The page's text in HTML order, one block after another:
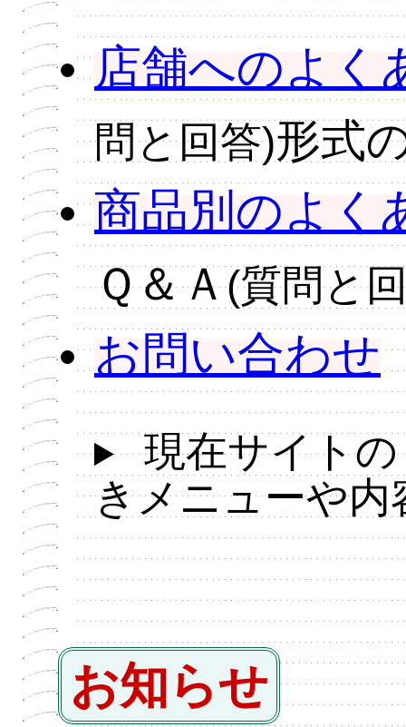
店舗へのよく
問と回答)形式
商品別のよく
Ｑ＆Ａ(質問と
お問い合わせ
現在サイト
きメニューや
お知らせ